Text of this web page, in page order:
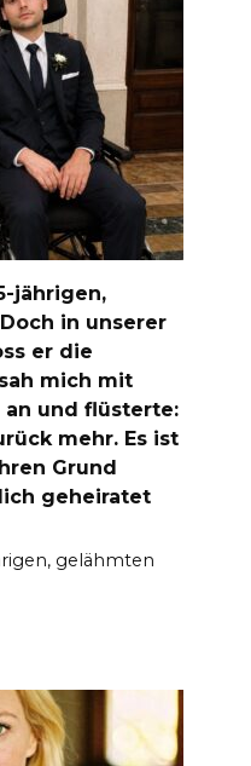
jährigen,
in unserer
er die
mich mit
an und flüsterte:
mehr. Es ist
Grund
geheiratet
gelähmten